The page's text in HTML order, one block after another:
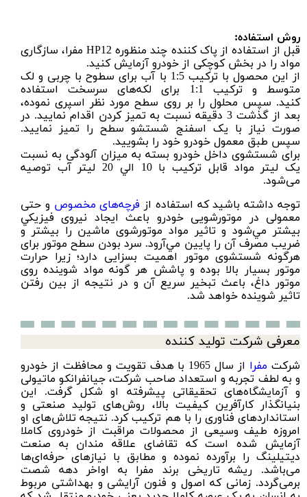
روش استفاده:
قبل از استفاده از پاک کننده چند منظوره HP12 مفرا، سازگاری
مواد را در بخش کوچکی از خودرو آزمایش کنید.
از این محصول با ترکیب 1:5 با آب برای سطوح با چربی و لک
متوسط و ترکیب 1:1 برای لکه‌های سرسخت استفاده
کنید. سپس محلول را بر روی سطح مورد نظر اسپری نموده،
بعد از گذشت 3 دقیقه نسبت به تمیز کردن اقدام نمایید. در
صورت نیاز با یک اسفنج شستشوسطح را تمیز نمایید.
سپس طبق معمول خودرو خود را بشویید.
برای شستشوی داخل خودرو بسته به ميزان آلودگی به نسبت
يک ليتر مواد قابل تركيب با 10 الي 20 ليتر آب توصیه
می‌شود.
توجه داشته باشید که استفاده از فرچه‌های مخصوص و حتی
معمولی در موتورشويی خودرو باعث ايجاد نيروی فيزيكي
بيشتر مي‌شود و تاثير مواد موتورشوی ماشين را بيشتر و
ضريب مصرف آن را پايين مي‌آرود. سرد بودن سطح موتور برای
هرگونه شستشوی موتور اهميت بسزایی دارد؛ زيرا حرارت
موتور بسيار بالا بوده و پاشش هر گونه مواد شوينده روی
موتور داغ، باعث تبخير سريع آن و در نتيجه از بين رفتن
تاثير شوينده خواهد شد.
معرفی شرکت تولید کننده
شرکت مفرا
از سال 1965 با هدف تقویت و محافظت از خودرو
و به لطف تجربه و استعداد صاحب شرکت، جیانفرانکو ماتیولی
و آزمایشگاه‌های تحقیقاتی پیشرفته او شکل گرفت. این
بنیانگذار کارآفرین کیفیت بالا، روش‌های تولید صنعتی و
استانداردهای فناوری را با هم ترکیب کرد. نتیجه تلاش‌های او
امروزه طیف وسیعی از محصولات مراقبت از خودروی کاملا
آزمایش شده است که تقاضای علاقه مندان به صنعت
دیتیلینگ را برآورده نموده و مطابق با نیازهای حرفه‌ای‌ها
می‌باشد. ریشه تاریخی برند مفرا به اواخر دهه شصت
برمی‌گردد. زمانی که اصول و فنون آرایشی و بهداشتی مربوط